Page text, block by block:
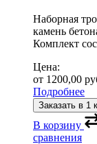
Наборная
камень
Комплект
Цена:
от 1200,00
Подробнее
Заказать в 1
В корзину
сравнения